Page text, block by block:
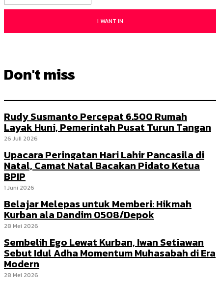
I WANT IN
Don't miss
Rudy Susmanto Percepat 6.500 Rumah
Layak Huni, Pemerintah Pusat Turun Tangan
26 Juli 2026
Upacara Peringatan Hari Lahir Pancasila di
Natal, Camat Natal Bacakan Pidato Ketua
BPIP
1 Juni 2026
Belajar Melepas untuk Memberi: Hikmah
Kurban ala Dandim 0508/Depok
28 Mei 2026
Sembelih Ego Lewat Kurban, Iwan Setiawan
Sebut Idul Adha Momentum Muhasabah di Era
Modern
28 Mei 2026